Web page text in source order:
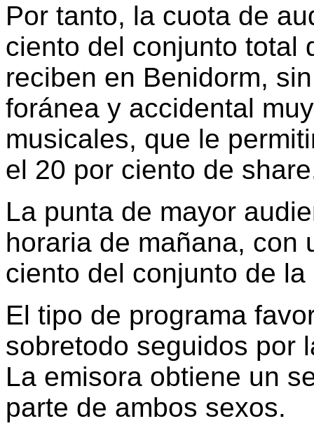
Por tanto, la cuota de
ciento del conjunto total
reciben en Benidorm,
foránea y accidental
musicales, que le
el 20 por ciento de
La punta de mayor
horaria de mañana, con
ciento del conjunto de
El tipo de programa
sobretodo seguidos por
La emisora obtiene un
parte de ambos sexos.